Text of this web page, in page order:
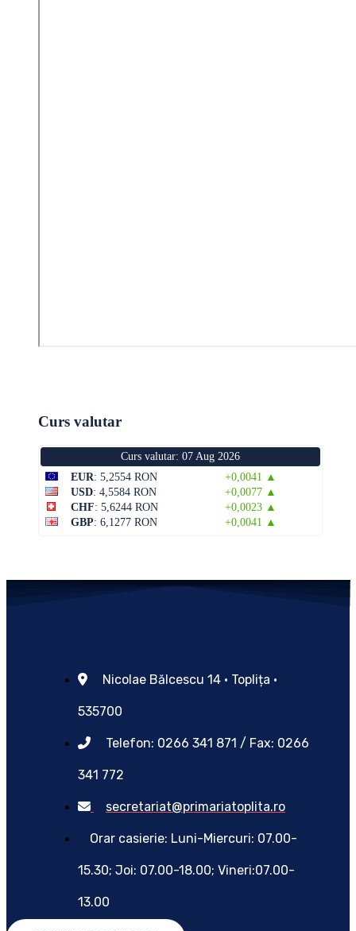
Curs valutar
Curs valutar: 07 Aug 2026
EUR: 5,2554 RON
+0,0041 ▲
USD: 4,5584 RON
+0,0077 ▲
CHF: 5,6244 RON
+0,0023 ▲
GBP: 6,1277 RON +0,0041 ▲
Nicolae Bălcescu 14 • Toplița •
535700
Telefon: 0266 341 871 / Fax: 0266
341 772
secretariat@primariatoplita.ro
Orar casierie: Luni-Miercuri: 07.00-
15.30; Joi: 07.00-18.00; Vineri:07.00-
13.00